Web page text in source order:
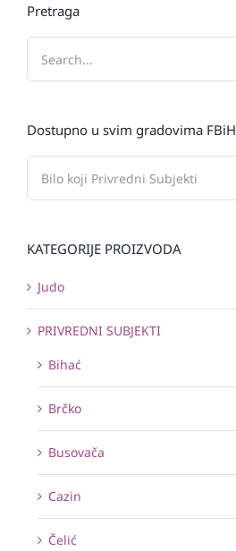
Pretraga
Dostupno u svim gradovima FBiH
KATEGORIJE PROIZVODA
Judo
PRIVREDNI SUBJEKTI
Bihać
Brčko
Busovača
Cazin
Čelić